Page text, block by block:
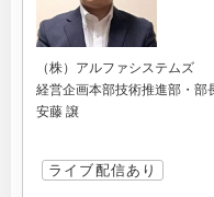
（株）アルファシステムズ
経営企画本部技術推進部・部
安藤 譲
ライブ配信あり